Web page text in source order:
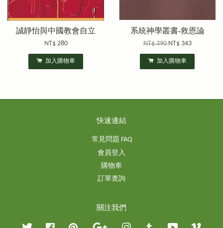
誠靜怡與中國教會自立
NT$ 280
加入購物車
系統神學叢書-救恩論
NT$ 390NT$ 343
加入購物車
快速連結
常見問題 FAQ
會員登入
購物車
訂單查詢
關注我們
Twitter Facebook Pinterest Google InstagramTumblr YouTube